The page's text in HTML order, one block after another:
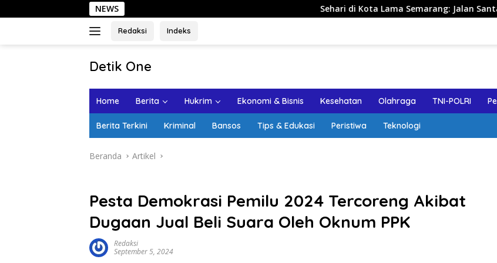
ke
NEWS Sehari di Kota Lama Semarang: Jalan Santai, Spot Foto,
Redaksi Indeks
Detik One
Ungkap
Home Berita Hukrim Ekonomi & Bisnis Kesehatan Olahraga TNI-POLRI
Berita Terkini Kriminal Bansos Tips & Edukasi Peristiwa Teknologi
Beranda Artikel
Pesta Demokrasi Pemilu 2024 Tercoreng Akibat
Dugaan Jual Beli Suara Oleh Oknum PPK
Redaksi
September 5, 2024